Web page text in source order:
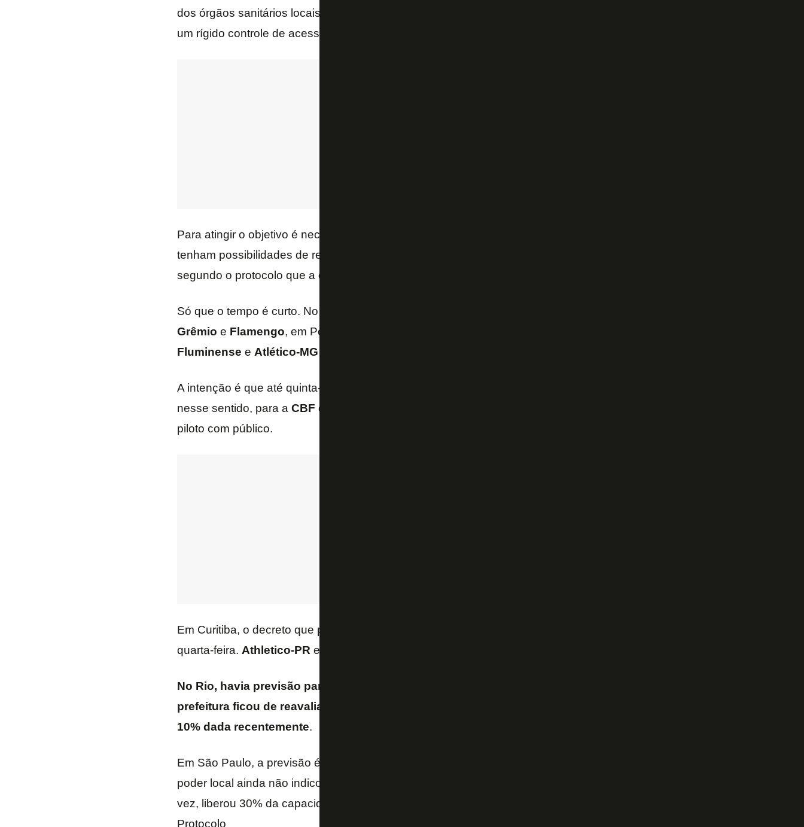
dos órgãos sanitários locais, mas pretende manter o equilíbrio da competição aliado a
um rígido controle de acesso aos palcos dos jogos.
Para atingir o objetivo é necessário que as duas cidades, nos jogos de ida e volta,
tenham possibilidades de receber público. Este não poderá ter uma diferença de 15%,
segundo o protocolo que a entidade publicou.
Só que o tempo é curto. No próximo dia 25, jogam
Grêmio e Flamengo, em Porto Alegre, e
Fluminense e Atlético-MG
A intenção é que até quinta-feira tudo seja alinhado com as cidades e federações
nesse sentido, para aCBF definir quais dessas partidas poderá entrar dentro do teste
piloto com público.
Em Curitiba, o decreto que proíbe público nos estádios vence no dia 18 de agosto, esta
quarta-feira. Athletico-PR e
No Rio, havia previsão para volta de 50% do público em setembro, mas a
prefeitura ficou de reavaliar a medida, e avaliar caso a caso até a liberação dos
10% dada recentemente.
Em São Paulo, a previsão é de liberação apenas em novembro. Já em Porto Alegre o
poder local ainda não indicou abertura. Diferentemente de Belo Horizonte, que, por sua
vez, liberou 30% da capacidade.
Protocolo